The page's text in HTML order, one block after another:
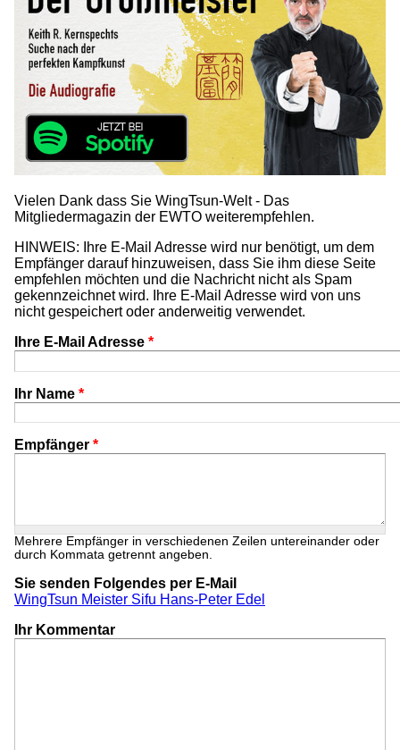
Vielen Dank dass Sie WingTsun-Welt - Das
Mitgliedermagazin der EWTO weiterempfehlen.
HINWEIS: Ihre E-Mail Adresse wird nur benötigt, um dem
Empfänger darauf hinzuweisen, dass Sie ihm diese Seite
empfehlen möchten und die Nachricht nicht als Spam
gekennzeichnet wird. Ihre E-Mail Adresse wird von uns
nicht gespeichert oder anderweitig verwendet.
Ihre E-Mail Adresse *
Ihr Name *
Empfänger *
Mehrere Empfänger in verschiedenen Zeilen untereinander oder
durch Kommata getrennt angeben.
Sie senden Folgendes per E-Mail
WingTsun Meister Sifu Hans-Peter Edel
Ihr Kommentar